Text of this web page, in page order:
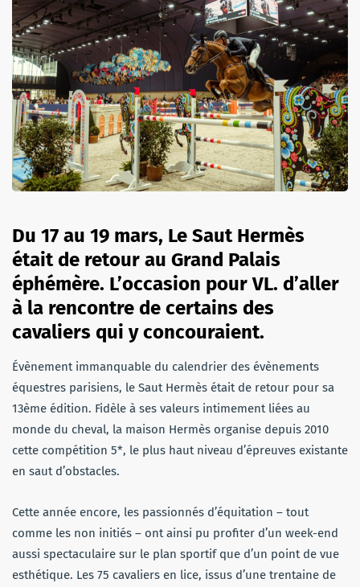
Du 17 au 19 mars, Le Saut Hermès
était de retour au Grand Palais
éphémère. L’occasion pour VL. d’aller
à la rencontre de certains des
cavaliers qui y concouraient.
Évènement immanquable du calendrier des évènements
équestres parisiens, le Saut Hermès était de retour pour sa
13ème édition. Fidèle à ses valeurs intimement liées au
monde du cheval, la maison Hermès organise depuis 2010
cette compétition 5*, le plus haut niveau d’épreuves existante
en saut d’obstacles.
Cette année encore, les passionnés d’équitation – tout
comme les non initiés – ont ainsi pu profiter d’un week-end
aussi spectaculaire sur le plan sportif que d’un point de vue
esthétique. Les 75 cavaliers en lice, issus d’une trentaine de